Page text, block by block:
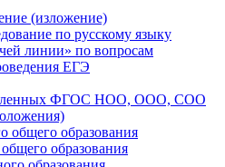
(изложение)
по русскому языку
линии» по вопросам
ЕГЭ
ФГОС НОО, ООО, СОО
образования
образования